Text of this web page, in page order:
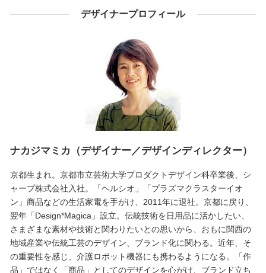
デザイナープロフィール
ナカジマミカ（デザイナー／デザインディレクター）
京都生まれ。京都市立芸術大学プロダクトデザイン科卒業後、シ
ャープ株式会社入社。「ヘルシオ」「プラズマクラスターイオ
ン」商品などの生活家電を手がけ、2011年に退社。京都に戻り、
翌年「Design*Magica」設立。伝統技術を日用品に活かしたい、
さまざまな素材や技術と関わりたいとの思いから、おもに関西の
地域産業や伝統工芸のデザイン、ブランド化に関わる。近年、そ
の重要性を感じ、介護ロボット機器にも携わるようになる。「作
品」ではなく「商品」としてのデザインを心がけ、ブランド立ち